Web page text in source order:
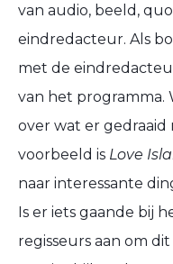
van audio, beeld ,
eindredacteur. Als
met de
van het programma.
over wat er
voorbeeld is Love
naar interessante
Is er iets gaande bij
regisseurs aan om dit